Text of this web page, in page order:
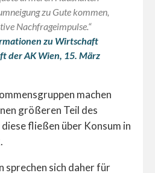
zu Gute kommen,
Nachfrageimpulse.“
zu Wirtschaft
der AK Wien, 15. März
machen
größeren Teil des
fließen über Konsum in
sprechen sich daher für